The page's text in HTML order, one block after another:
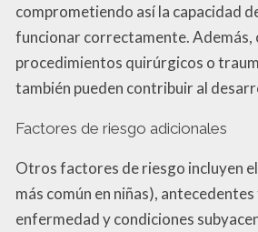
comprometiendo así la capacidad
funcionar correctamente. Además,
procedimientos quirúrgicos o
también pueden contribuir al
Factores de riesgo adicionales
Otros factores de riesgo incluyen el
más común en niñas),
enfermedad y condiciones